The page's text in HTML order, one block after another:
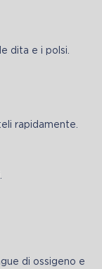
dita e i polsi.
rapidamente.
di ossigeno e